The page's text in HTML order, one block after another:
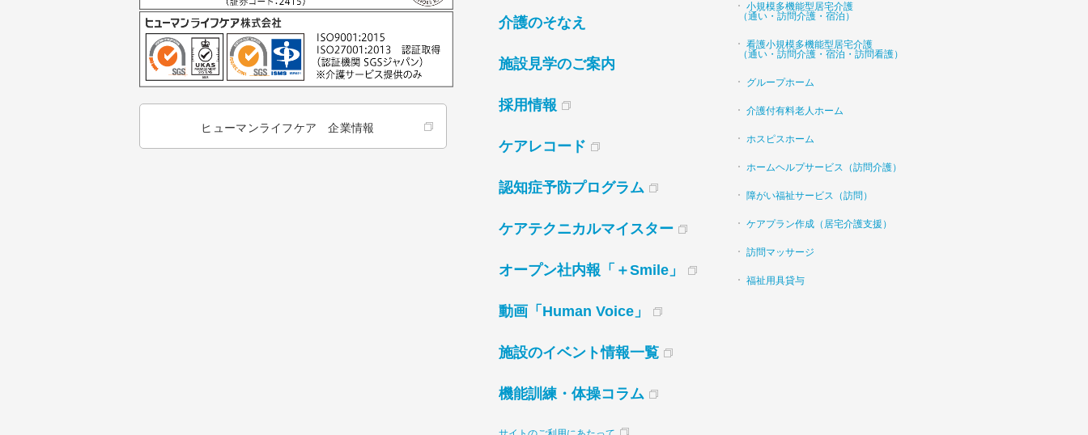
ヒューマンライフケア 企業情報
介護のそなえ
施設見学のご案内
採用情報
ケアレコード
認知症予防プログラム
ケアテクニカルマイスター
オープン社内報「＋Smile」
動画「Human Voice」
施設のイベント情報一覧
機能訓練・体操コラム
小規模多機能型居宅介護
（通い・訪問介護・宿泊）
看護小規模多機能型居宅介護
（通い・訪問介護・宿泊・訪問看護）
グループホーム
介護付有料老人ホーム
ホスピスホーム
ホームヘルプサービス（訪問介護）
障がい福祉サービス（訪問）
ケアプラン作成（居宅介護支援）
訪問マッサージ
福祉用具貸与